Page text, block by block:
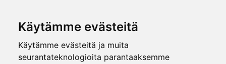
Käytämme evästeitä
Käytämme evästeitä ja muita
seurantateknologioita parantaaksemme